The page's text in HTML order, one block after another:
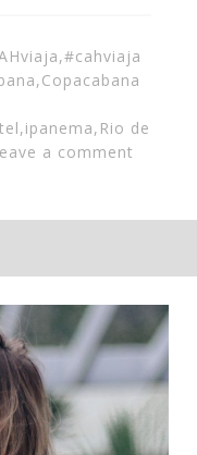
,#cahviaja
,Copacabana
,ipanema, Rio de
a comment